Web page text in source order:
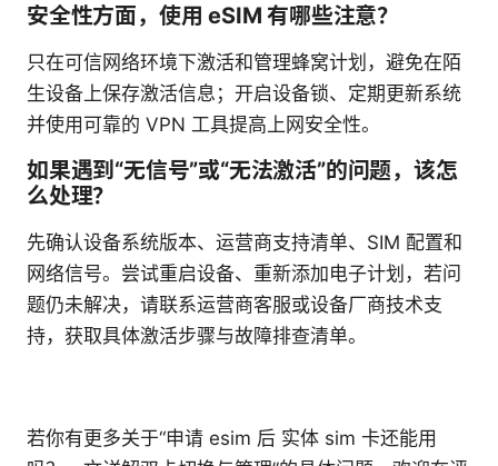
安全性方面，使用 eSIM 有哪些注意？
只在可信网络环境下激活和管理蜂窝计划，避免在陌
生设备上保存激活信息；开启设备锁、定期更新系统
并使用可靠的 VPN 工具提高上网安全性。
如果遇到“无信号”或“无法激活”的问题，该怎
么处理？
先确认设备系统版本、运营商支持清单、SIM 配置和
网络信号。尝试重启设备、重新添加电子计划，若问
题仍未解决，请联系运营商客服或设备厂商技术支
持，获取具体激活步骤与故障排查清单。
若你有更多关于“申请 esim 后 实体 sim 卡还能用